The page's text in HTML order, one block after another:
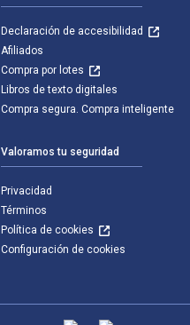
Declaración de accesibilidad
Afiliados
Compra por lotes
Libros de texto digitales
Compra segura. Compra inteligente
Valoramos tu seguridad
Privacidad
Términos
Política de cookies
Configuración de cookies